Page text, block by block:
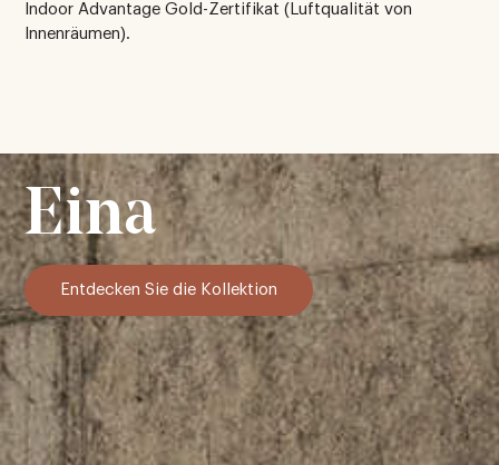
Indoor Advantage Gold-Zertifikat (Luftqualität von
Innenräumen).
Eina
Entdecken Sie die Kollektion